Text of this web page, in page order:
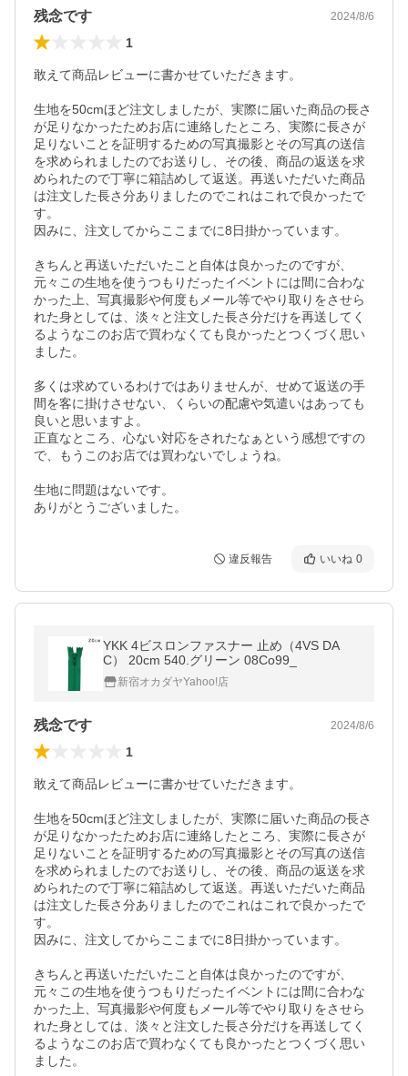
残念です 2024/8/6
1
敢えて商品レビューに書かせていただきます。
生地を50cmほど注文しましたが、実際に届いた商品の長さ
が足りなかったためお店に連絡したところ、実際に長さが
足りないことを証明するための写真撮影とその写真の送信
を求められましたのでお送りし、その後、商品の返送を求
められたので丁寧に箱詰めして返送。再送いただいた商品
は注文した長さ分ありましたのでこれはこれで良かったで
す。
因みに、注文してからここまでに8日掛かっています。
きちんと再送いただいたこと自体は良かったのですが、
元々この生地を使うつもりだったイベントには間に合わな
かった上、写真撮影や何度もメール等でやり取りをさせら
れた身としては、淡々と注文した長さ分だけを再送してく
るようなこのお店で買わなくても良かったとつくづく思い
ました。
多くは求めているわけではありませんが、せめて返送の手
間を客に掛けさせない、くらいの配慮や気遣いはあっても
良いと思いますよ。
正直なところ、心ない対応をされたなぁという感想ですの
で、もうこのお店では買わないでしょうね。
生地に問題はないです。
ありがとうございました。
違反報告 いいね 0
YKK 4ビスロンファスナー 止め（4VS DA
C） 20cm 540.グリーン 08Co99_
新宿オカダヤYahoo!店
残念です 2024/8/6
1
敢えて商品レビューに書かせていただきます。
生地を50cmほど注文しましたが、実際に届いた商品の長さ
が足りなかったためお店に連絡したところ、実際に長さが
足りないことを証明するための写真撮影とその写真の送信
を求められましたのでお送りし、その後、商品の返送を求
められたので丁寧に箱詰めして返送。再送いただいた商品
は注文した長さ分ありましたのでこれはこれで良かったで
す。
因みに、注文してからここまでに8日掛かっています。
きちんと再送いただいたこと自体は良かったのですが、
元々この生地を使うつもりだったイベントには間に合わな
かった上、写真撮影や何度もメール等でやり取りをさせら
れた身としては、淡々と注文した長さ分だけを再送してく
るようなこのお店で買わなくても良かったとつくづく思い
ました。